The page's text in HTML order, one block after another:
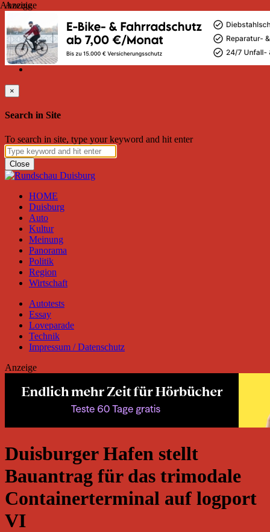
Donnerstag, August 06, 2026
Friend on Facebook Follow on Twitter
Subscribe to RSS
Search
×
Search in Site
To search in site, type your keyword and hit enter
Close
HOME
Duisburg
Auto
Kultur
Meinung
Panorama
Politik
Region
Wirtschaft
Autotests
Essay
Loveparade
Technik
Impressum / Datenschutz
Anzeige
Duisburger Hafen stellt
Bauantrag für das trimodale
Containerterminal auf logport
VI
Anzeige
Anzeige